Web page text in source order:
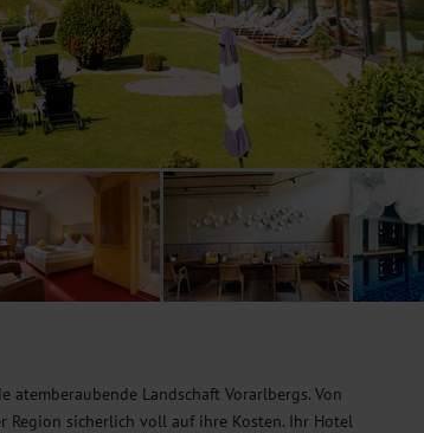
Landschaft Vorarlbergs. Von
Region sicherlich voll auf ihre Kosten. Ihr Hotel
verbessern, erfassen wir anonymisierte Daten für
und den Effekt bestimmter Seiten unseres
von Google und Facebook. Durch diese Dienste
kommen. Weitere Hinweise zu der Verarbeitung
jederzeit in den Cookie-Einstellungen
widerrufen.
Inhalte, passend zu Ihren Interessen anzuzeigen.